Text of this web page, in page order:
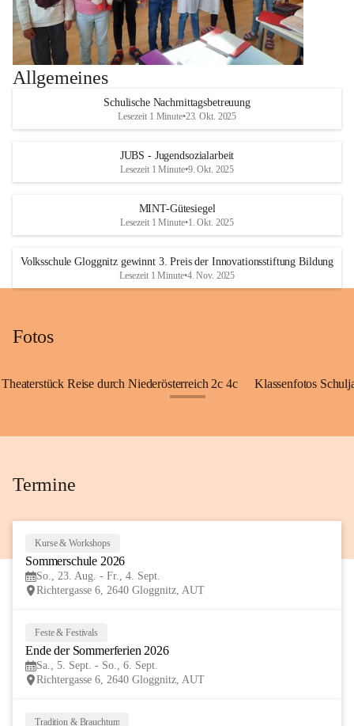
Allgemeines
Schulische Nachmittagsbetreuung
Lesezeit 1 Minute•23. Okt. 2025
JUBS - Jugendsozialarbeit
Lesezeit 1 Minute•9. Okt. 2025
MINT-Gütesiegel
Lesezeit 1 Minute•1. Okt. 2025
Volksschule Gloggnitz gewinnt 3. Preis der Innovationsstiftung Bildung
Lesezeit 1 Minute•4. Nov. 2025
Fotos
Theaterstück Reise durch Niederösterreich 2c 4c Klassenfotos
Termine
Kurse & Workshops
Sommerschule 2026
So., 23. Aug. - Fr., 4. Sept.
Richtergasse 6, 2640 Gloggnitz, AUT
Feste & Festivals
Ende der Sommerferien 2026
Sa., 5. Sept. - So., 6. Sept.
Richtergasse 6, 2640 Gloggnitz, AUT
Tradition & Brauchtum